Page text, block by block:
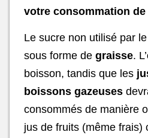
votre consommation
Le sucre non utilisé par
sous forme de graisse. L’
boisson, tandis que les
boissons gazeuses
consommés de manière
jus de fruits (même frais)